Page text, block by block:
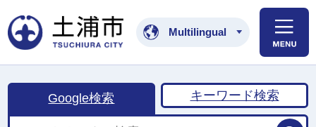
土浦市公式ホームペ
Multilingual
Google検索 キーワード検索